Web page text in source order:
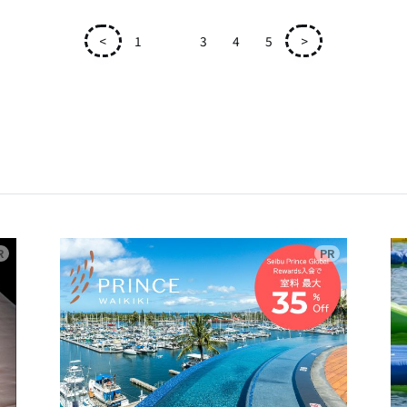
< 1 3 4 5 >
広告